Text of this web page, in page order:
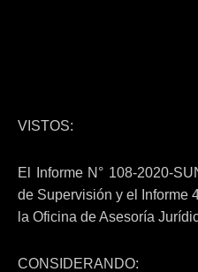
VISTOS:
El Informe N° 108-2020-
de Supervisión y el Informe
la Oficina de Asesoría
CONSIDERANDO: